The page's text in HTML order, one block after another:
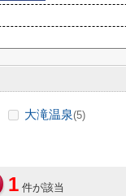
大滝温泉(5)
1 件が該当